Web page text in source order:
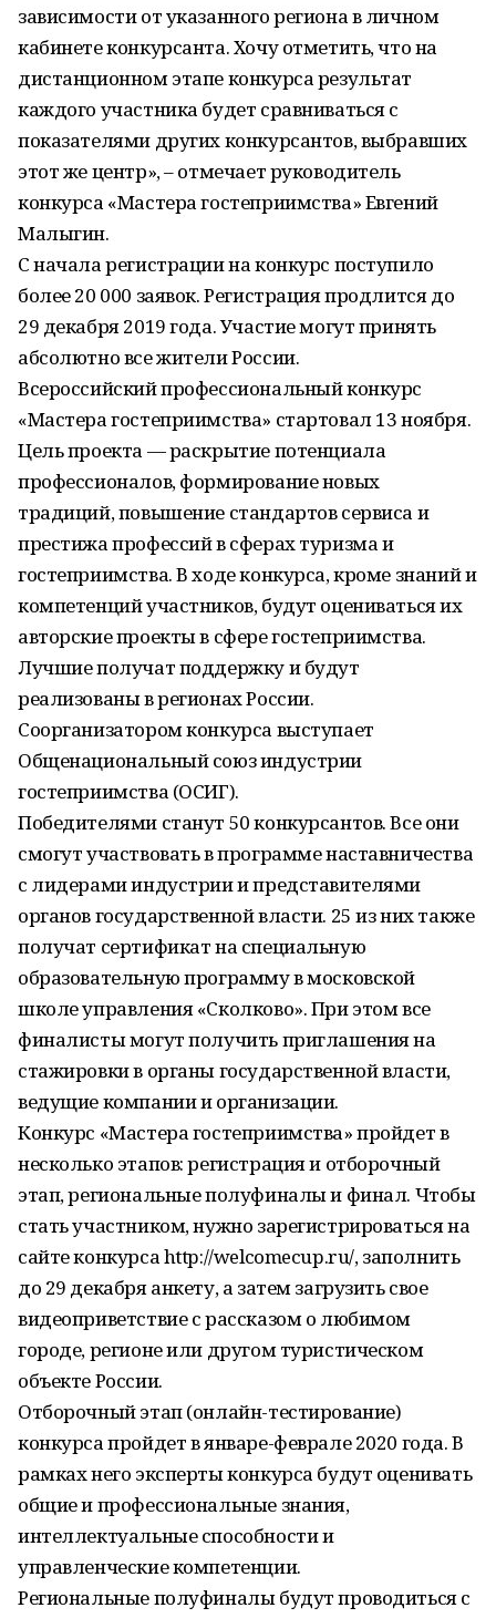
зависимости от указанного региона в личном
кабинете конкурсанта. Хочу отметить, что на
дистанционном этапе конкурса результат
каждого участника будет сравниваться с
показателями других конкурсантов, выбравших
этот же центр», – отмечает руководитель
конкурса «Мастера гостеприимства» Евгений
Малыгин.
С начала регистрации на конкурс поступило
более 20 000 заявок. Регистрация продлится до
29 декабря 2019 года. Участие могут принять
абсолютно все жители России.
Всероссийский профессиональный конкурс
«Мастера гостеприимства» стартовал 13 ноября.
Цель проекта — раскрытие потенциала
профессионалов, формирование новых
традиций, повышение стандартов сервиса и
престижа профессий в сферах туризма и
гостеприимства. В ходе конкурса, кроме знаний и
компетенций участников, будут оцениваться их
авторские проекты в сфере гостеприимства.
Лучшие получат поддержку и будут
реализованы в регионах России.
Соорганизатором конкурса выступает
Общенациональный союз индустрии
гостеприимства (ОСИГ).
Победителями станут 50 конкурсантов. Все они
смогут участвовать в программе наставничества
с лидерами индустрии и представителями
органов государственной власти. 25 из них также
получат сертификат на специальную
образовательную программу в московской
школе управления «Сколково». При этом все
финалисты могут получить приглашения на
стажировки в органы государственной власти,
ведущие компании и организации.
Конкурс «Мастера гостеприимства» пройдет в
несколько этапов: регистрация и отборочный
этап, региональные полуфиналы и финал. Чтобы
стать участником, нужно зарегистрироваться на
сайте конкурса http://welcomecup.ru/, заполнить
до 29 декабря анкету, а затем загрузить свое
видеоприветствие с рассказом о любимом
городе, регионе или другом туристическом
объекте России.
Отборочный этап (онлайн-тестирование)
конкурса пройдет в январе-феврале 2020 года. В
рамках него эксперты конкурса будут оценивать
общие и профессиональные знания,
интеллектуальные способности и
управленческие компетенции.
Региональные полуфиналы будут проводиться с